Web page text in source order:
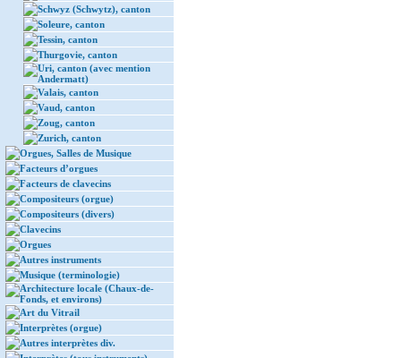
Schwyz (Schwytz), canton
Soleure, canton
Tessin, canton
Thurgovie, canton
Uri, canton (avec mention
Andermatt)
Valais, canton
Vaud, canton
Zoug, canton
Zurich, canton
Orgues, Salles de Musique
Facteurs d’orgues
Facteurs de clavecins
Compositeurs (orgue)
Compositeurs (divers)
Clavecins
Orgues
Autres instruments
Musique (terminologie)
Architecture locale (Chaux-de-
Fonds, et environs)
Art du Vitrail
Interprètes (orgue)
Autres interprètes div.